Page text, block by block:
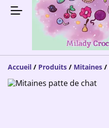
Accueil / Produits / Mitaines /